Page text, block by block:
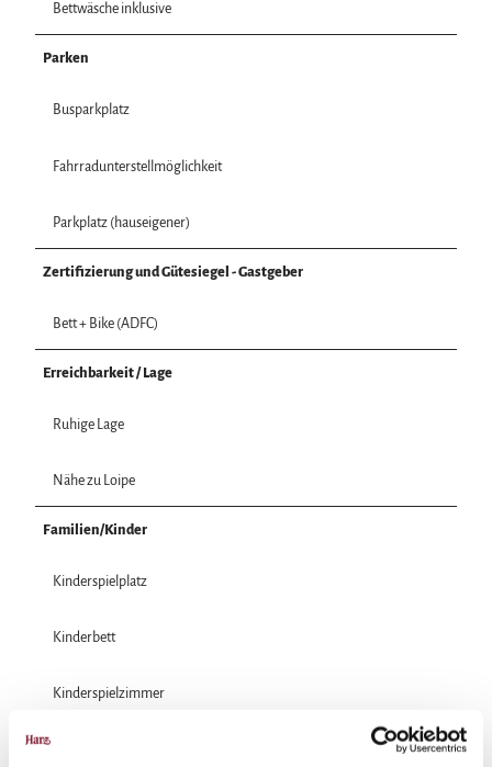
Bettwäsche inklusive
Parken
Busparkplatz
Fahrradunterstellmöglichkeit
Parkplatz (hauseigener)
Zertifizierung und Gütesiegel - Gastgeber
Bett + Bike (ADFC)
Erreichbarkeit / Lage
Ruhige Lage
Nähe zu Loipe
Familien/Kinder
Kinderspielplatz
Kinderbett
Kinderspielzimmer